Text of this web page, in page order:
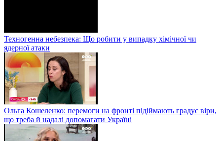
Техногенна небезпека: Що робити у випадку хімічної чи
ядерної атаки
Ольга Кошеленко: перемоги на фронті підіймають градус віри,
що треба й надалі допомагати Україні